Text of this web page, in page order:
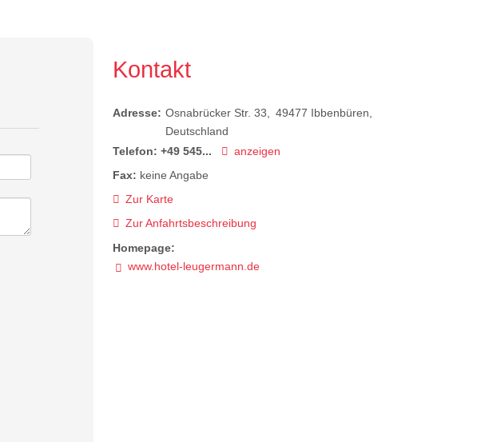
Kontakt
Adresse: Osnabrücker Str. 33 49477 Ibbenbüren
Deutschland
Telefon: +49 545...
anzeigen
Fax: keine Angabe
Zur Karte
Zur Anfahrtsbeschreibung
Homepage:
www.hotel-leugermann.de